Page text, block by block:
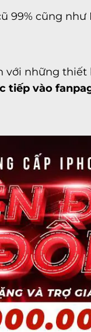
99% cũng như
những
tiếp vào